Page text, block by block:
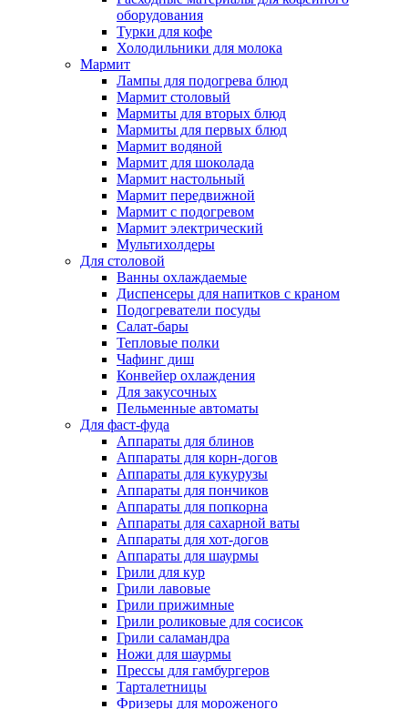
оборудования
Турки для кофе
Холодильники для молока
Мармит
Лампы для подогрева блюд
Мармит столовый
Мармиты для вторых блюд
Мармиты для первых блюд
Мармит водяной
Мармит для шоколада
Мармит настольный
Мармит передвижной
Мармит с подогревом
Мармит электрический
Мультихолдеры
Для столовой
Ванны охлаждаемые
Диспенсеры для напитков с краном
Подогреватели посуды
Салат-бары
Тепловые полки
Чафинг диш
Конвейер охлаждения
Для закусочных
Пельменные автоматы
Для фаст-фуда
Аппараты для блинов
Аппараты для корн-догов
Аппараты для кукурузы
Аппараты для пончиков
Аппараты для попкорна
Аппараты для сахарной ваты
Аппараты для хот-догов
Аппараты для шаурмы
Грили для кур
Грили лавовые
Грили прижимные
Грили роликовые для сосисок
Грили саламандра
Ножи для шаурмы
Прессы для гамбургеров
Тарталетницы
Фризеры для мороженого